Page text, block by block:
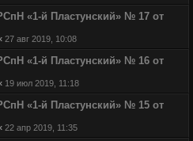
«1-й Пластунский» № 17 от
27 авг 2019, 10:08
«1-й Пластунский» № 16 от
19 июл 2019, 11:18
«1-й Пластунский» № 15 от
22 апр 2019, 11:35